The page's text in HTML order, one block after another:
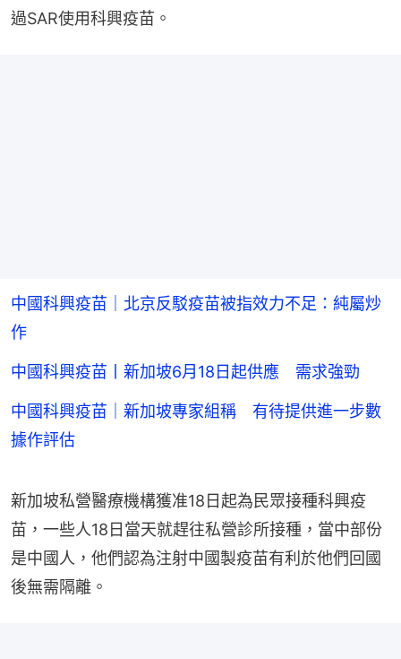
過SAR使用科興疫苗。
中國科興疫苗｜北京反駁疫苗被指效力不足：純屬炒
作
中國科興疫苗丨新加坡6月18日起供應 需求強勁
中國科興疫苗｜新加坡專家組稱 有待提供進一步數
據作評估
新加坡私營醫療機構獲准18日起為民眾接種科興疫
苗，一些人18日當天就趕往私營診所接種，當中部份
是中國人，他們認為注射中國製疫苗有利於他們回國
後無需隔離。